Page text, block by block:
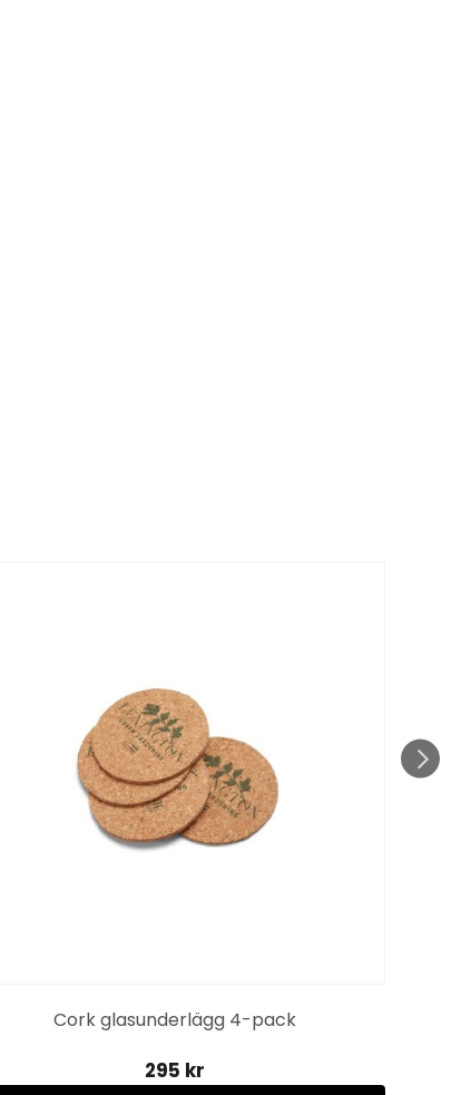
Cork glasunderlägg 4-pack
295 kr